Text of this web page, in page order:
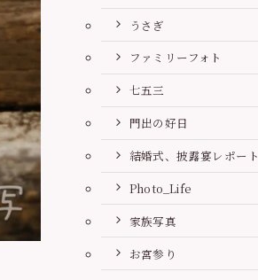
うさぎ
ファミリーフォト
七五三
門出の好日
結婚式、披露宴レポート
Photo_Life
家族写真
お宮参り